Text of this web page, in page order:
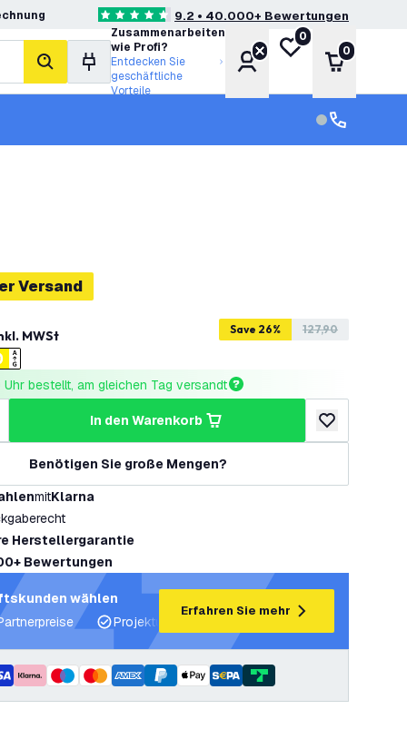
4.6 Bewertungssterne9.2 • 40.000+ Bewertungen
Suche
Zusammenarbeiten
wie Profi?
Entdecken Sie
geschäftliche
Vorteile
Konto
Meine Wunschliste
0
Warenkorb
0
Versand
MWSt Save 26% 127,90
bestellt, am gleichen Tag versandt
erhöhenin den Warenkorb
zur
Benötigen Sie große Mengen?
mitKlarna
Herstellergarantie
Bewertungen
wählen
Projektunterstützung und Lichtpläne
Erfahren Sie mehr